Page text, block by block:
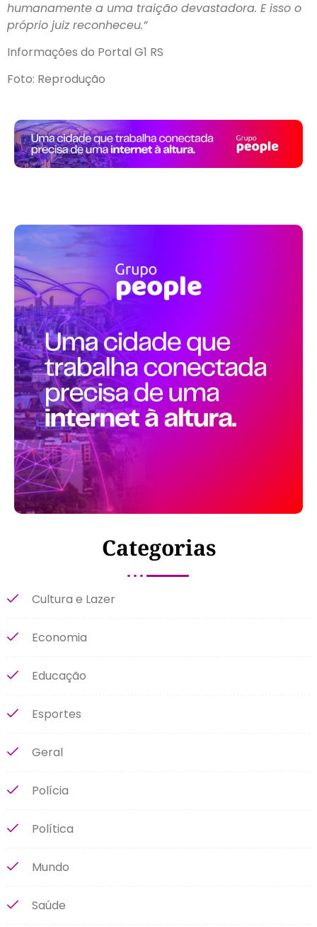
humanamente a uma traição devastadora. E isso o
próprio juiz reconheceu.”
Informações do Portal G1 RS
Foto: Reprodução
Categorias
Cultura e Lazer
Economia
Educação
Esportes
Geral
Polícia
Política
Mundo
Saúde